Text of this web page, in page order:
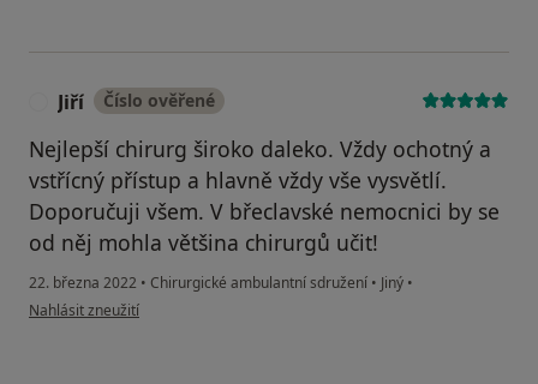
Jiří Číslo ověřené
Nejlepší chirurg široko daleko. Vždy ochotný a
vstřícný přístup a hlavně vždy vše vysvětlí.
Doporučuji všem. V břeclavské nemocnici by se
od něj mohla většina chirurgů učit!
22. března 2022 • Chirurgické ambulantní sdružení • Jiný •
podle názoru uživatele Jiří
Nahlásit zneužití